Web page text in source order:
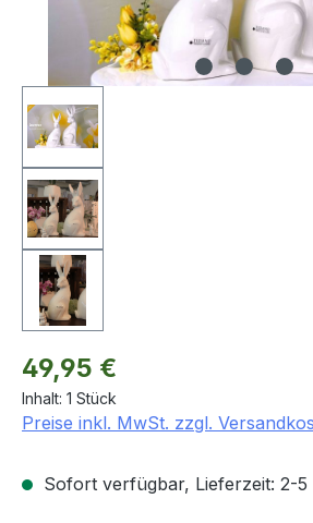
Regulärer Preis:
49,95 €
Inhalt: 1 Stück
Preise inkl. MwSt. zzgl.
Sofort verfügbar, Lieferzeit: 2-5